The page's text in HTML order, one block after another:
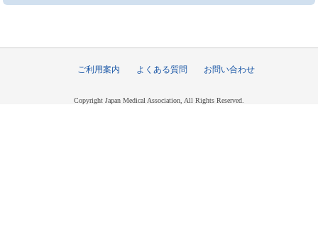
ご利用案内 よくある質問 お問い合わせ
Copyright Japan Medical Association, All Rights Reserved.